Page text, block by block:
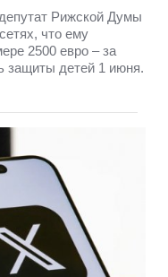
Рижской Думы
что ему
2500 евро – за
защиты детей 1 июня.